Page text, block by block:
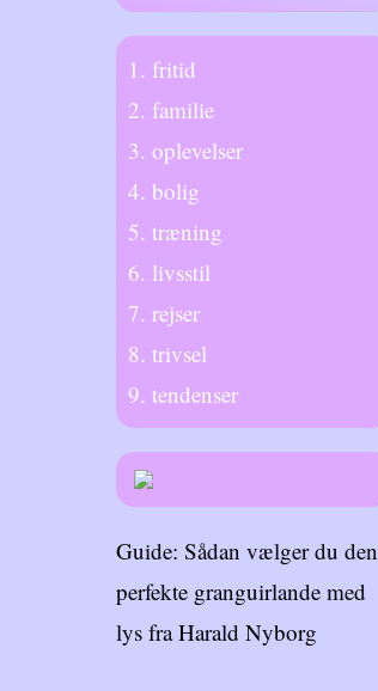
fritid
familie
oplevelser
bolig
træning
livsstil
rejser
trivsel
tendenser
Guide: Sådan vælger du den
perfekte granguirlande med
lys fra Harald Nyborg